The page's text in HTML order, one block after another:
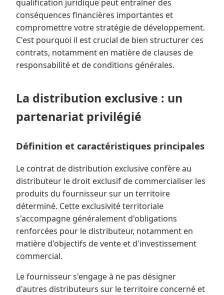
qualification juridique peut entraîner des
conséquences financières importantes et
compromettre votre stratégie de développement.
C'est pourquoi il est crucial de bien structurer ces
contrats, notamment en matière de clauses de
responsabilité et de conditions générales.
La distribution exclusive : un
partenariat privilégié
Définition et caractéristiques principales
Le contrat de distribution exclusive confère au
distributeur le droit exclusif de commercialiser les
produits du fournisseur sur un territoire
déterminé. Cette exclusivité territoriale
s'accompagne généralement d'obligations
renforcées pour le distributeur, notamment en
matière d'objectifs de vente et d'investissement
commercial.
Le fournisseur s'engage à ne pas désigner
d'autres distributeurs sur le territoire concerné et